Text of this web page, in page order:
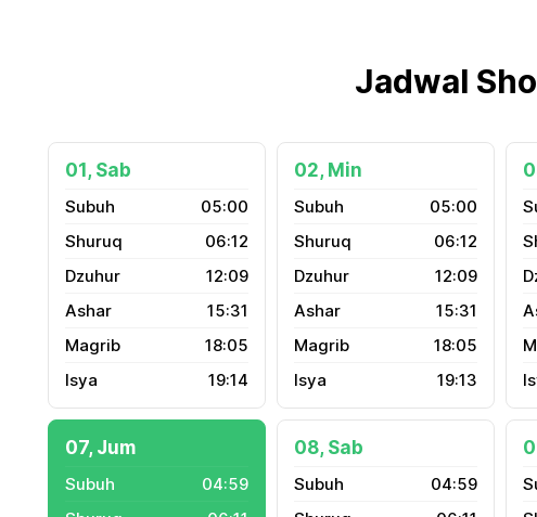
Jadwal
01, Sab
05:00
06:12
12:09
15:31
18:05
19:14
02, Min
05:00
06:12
12:09
15:31
18:05
19:13
07, Jum
04:59
08, Sab
04:59